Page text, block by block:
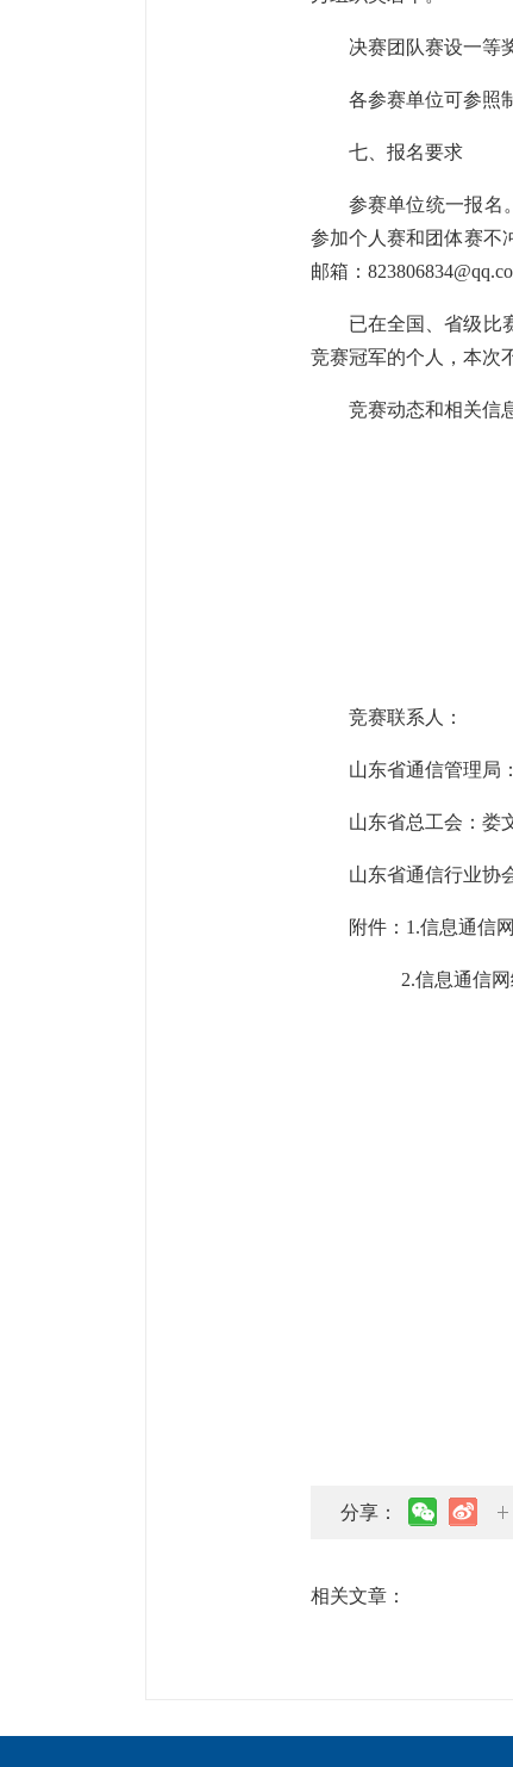
决赛团队赛设一等
各参赛单位可参照
七、报名要求
参赛单位统一报名
参加个人赛和团体赛不
邮箱：
已在全国、省级比
竞赛冠军的个人，本次
竞赛动态和相关信
竞赛联系人：
山东省通信管理局
山东省总工会：娄
山东省通信行业协
附件： 1.信息通信
2.信息通信
分享：
相关文章：